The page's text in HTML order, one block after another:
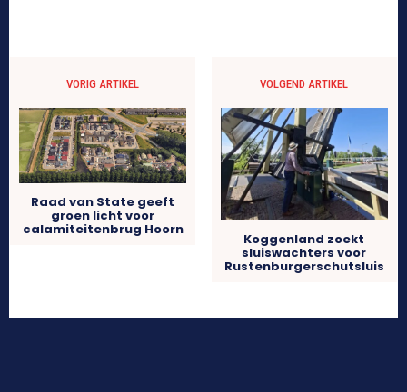
VORIG ARTIKEL
Raad van State geeft
groen licht voor
calamiteitenbrug Hoorn
VOLGEND ARTIKEL
Koggenland zoekt
sluiswachters voor
Rustenburgerschutsluis